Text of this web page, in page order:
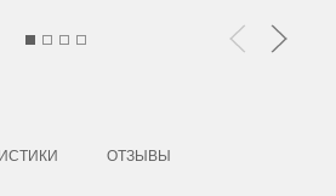
ОТЗЫВЫ